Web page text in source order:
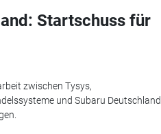
Startschuss für
zwischen Tysys,
und Subaru Deutschland